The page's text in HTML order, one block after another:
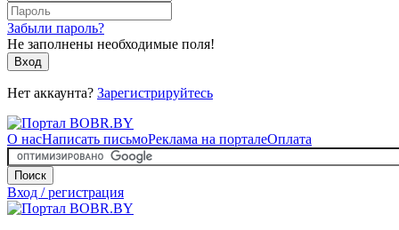
Забыли пароль?
Не заполнены необходимые поля!
Вход
Нет аккаунта? Зарегистрируйтесь
О насНаписать письмоРеклама на порталеОплата
Поиск
Вход / регистрация